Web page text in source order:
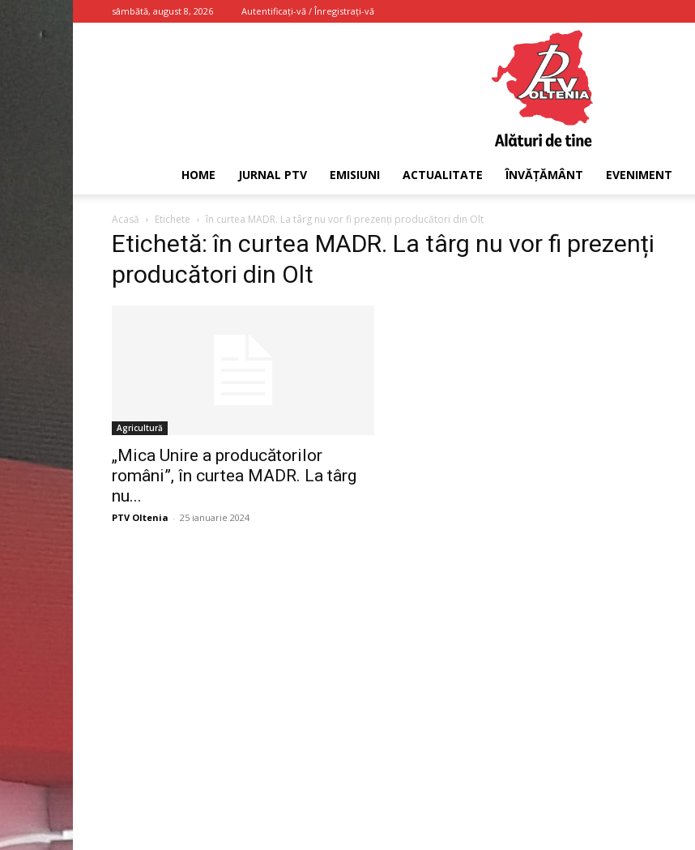
sâmbătă, august 8, 2026 Autentificați-vă / Înregistrați-vă
HOME JURNAL PTV EMISIUNI ACTUALITATE ÎNVĂȚĂMÂNT EVENIMENT
Acasă Etichete în curtea MADR. La târg nu vor fi prezenți producători din Olt
Etichetă: în curtea MADR. La târg nu vor fi prezenți
producători din Olt
Agricultură
„Mica Unire a producătorilor
români”, în curtea MADR. La târg
nu...
PTV Oltenia - 25 ianuarie 2024